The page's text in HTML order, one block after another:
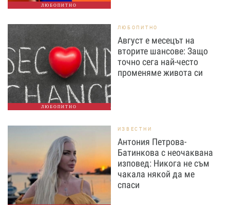
ЛЮБОПИТНО
ЛЮБОПИТНО
ЛЮБОПИТНО
Август е месецът на
вторите шансове: Защо
точно сега най-често
променяме живота си
ИЗВЕСТНИ
Антония Петрова-
Батинкова с неочаквана
изповед: Никога не съм
чакала някой да ме
спаси